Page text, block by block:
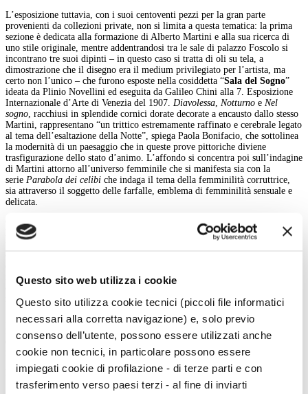
Questo sito web utilizza i cookie
Questo sito utilizza cookie tecnici (piccoli file informatici
necessari alla corretta navigazione) e, solo previo
consenso dell’utente, possono essere utilizzati anche
cookie non tecnici, in particolare possono essere
impiegati cookie di profilazione - di terze parti e con
trasferimento verso paesi terzi - al fine di inviarti
L’esposizione tuttavia, con i suoi centoventi pezzi per la gran parte
provenienti da collezioni private, non si limita a questa tematica: la prima
sezione è dedicata alla formazione di Alberto Martini e alla sua ricerca di
uno stile originale, mentre addentrandosi tra le sale di palazzo Foscolo si
incontrano tre suoi dipinti – in questo caso si tratta di oli su tela, a
dimostrazione che il disegno era il medium privilegiato per l’artista, ma
certo non l’unico – che furono esposte nella cosiddetta “Sala del Sogno”
ideata da Plinio Novellini ed eseguita da Galileo Chini alla 7. Esposizione
Internazionale d’Arte di Venezia del 1907. Diavolessa Notturno e Nel
sogno , racchiusi in splendide cornici dorate decorate a encausto dallo stesso
Martini, rappresentano “un trittico estremamente raffinato e cerebrale legato
al tema dell’esaltazione della Notte”, spiega Paola Bonifacio, che sottolinea
la modernità di un paesaggio che in queste prove pittoriche diviene
trasfigurazione dello stato d’animo. L’affondo si concentra poi sull’indagine
di Martini attorno all’universo femminile che si manifesta sia con la
serie Parabola dei celibi che indaga il tema della femminilità corruttrice,
sia attraverso il soggetto delle farfalle, emblema di femminilità sensuale e
delicata.
Chiude il percorso una sala dedicata agli
autoritratti di Alberto
Martini
tra cui quello dipinto nel 1954 che è interpretato come una sorta di
testamento spirituale di un artista che fu straordinario portavoce delle più
movimento a cui non aderì ufficialmente, ma come risulta immediatamente
dall’osservazione dei quadri, recitò senz’altro un ruolo di precursore e di
maestro per tanti altri pittori.
Al primo piano del palazzo si possono inoltre visitare alcune sale che
raccolgono una selezione dei capolavori di Alberto Martini tratti
dallacollezione permanente la quale, una volta terminata la mostra, sarà di
nuovo resa fruibile grazie a un progetto allestitivo appositamente studiato.
Marta Santacatterina